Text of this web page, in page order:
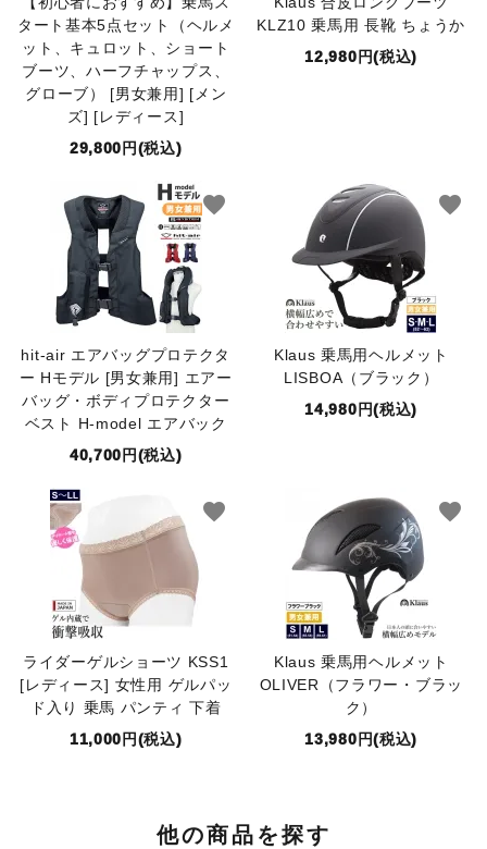
タート基本5点セット（ヘルメ
ット、キュロット、ショート
ブーツ、ハーフチャップス、
グローブ） [男女兼用] [メン
ズ] [レディース]
29,800円(税込)
KLZ10 乗馬用 長靴 ちょうか
12,980円(税込)
hit-air エアバッグプロテクタ
ー Hモデル [男女兼用] エアー
バッグ・ボディプロテクター
ベスト H-model エアバック
40,700円(税込)
favorite
Klaus 乗馬用ヘルメット
LISBOA（ブラック）
14,980円(税込)
favorite
ライダーゲルショーツ KSS1
[レディース] 女性用 ゲルパッ
ド入り 乗馬 パンティ 下着
11,000円(税込)
favorite
Klaus 乗馬用ヘルメット
OLIVER（フラワー・ブラッ
ク）
13,980円(税込)
favorite
他の商品を探す